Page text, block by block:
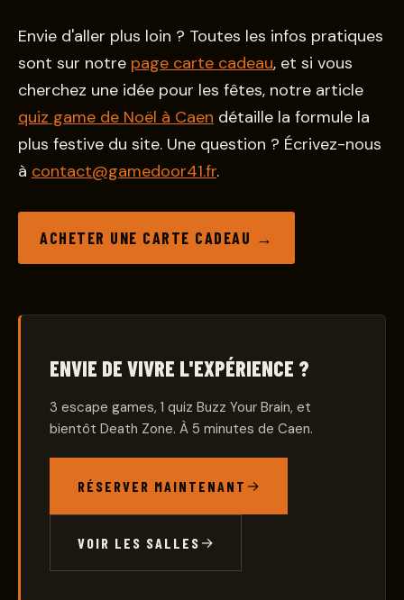
Envie d'aller plus loin ? Toutes les infos pratiques
sont sur notre page carte cadeau, et si vous
cherchez une idée pour les fêtes, notre article
quiz game de Noël à Caen détaille la formule la
plus festive du site. Une question ? Écrivez-nous
à contact@gamedoor41.fr.
ACHETER UNE CARTE CADEAU →
ENVIE DE VIVRE L'EXPÉRIENCE ?
3 escape games, 1 quiz Buzz Your Brain, et
bientôt Death Zone. À 5 minutes de Caen.
RÉSERVER MAINTENANT
VOIR LES SALLES